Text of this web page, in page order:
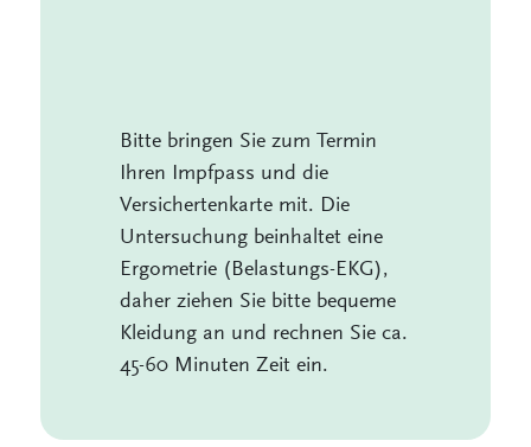
Bitte bringen Sie zum Termin
Ihren Impfpass und die
Versichertenkarte mit. Die
Untersuchung beinhaltet eine
Ergometrie (Belastungs-EKG),
daher ziehen Sie bitte bequeme
Kleidung an und rechnen Sie ca.
45-60 Minuten Zeit ein.